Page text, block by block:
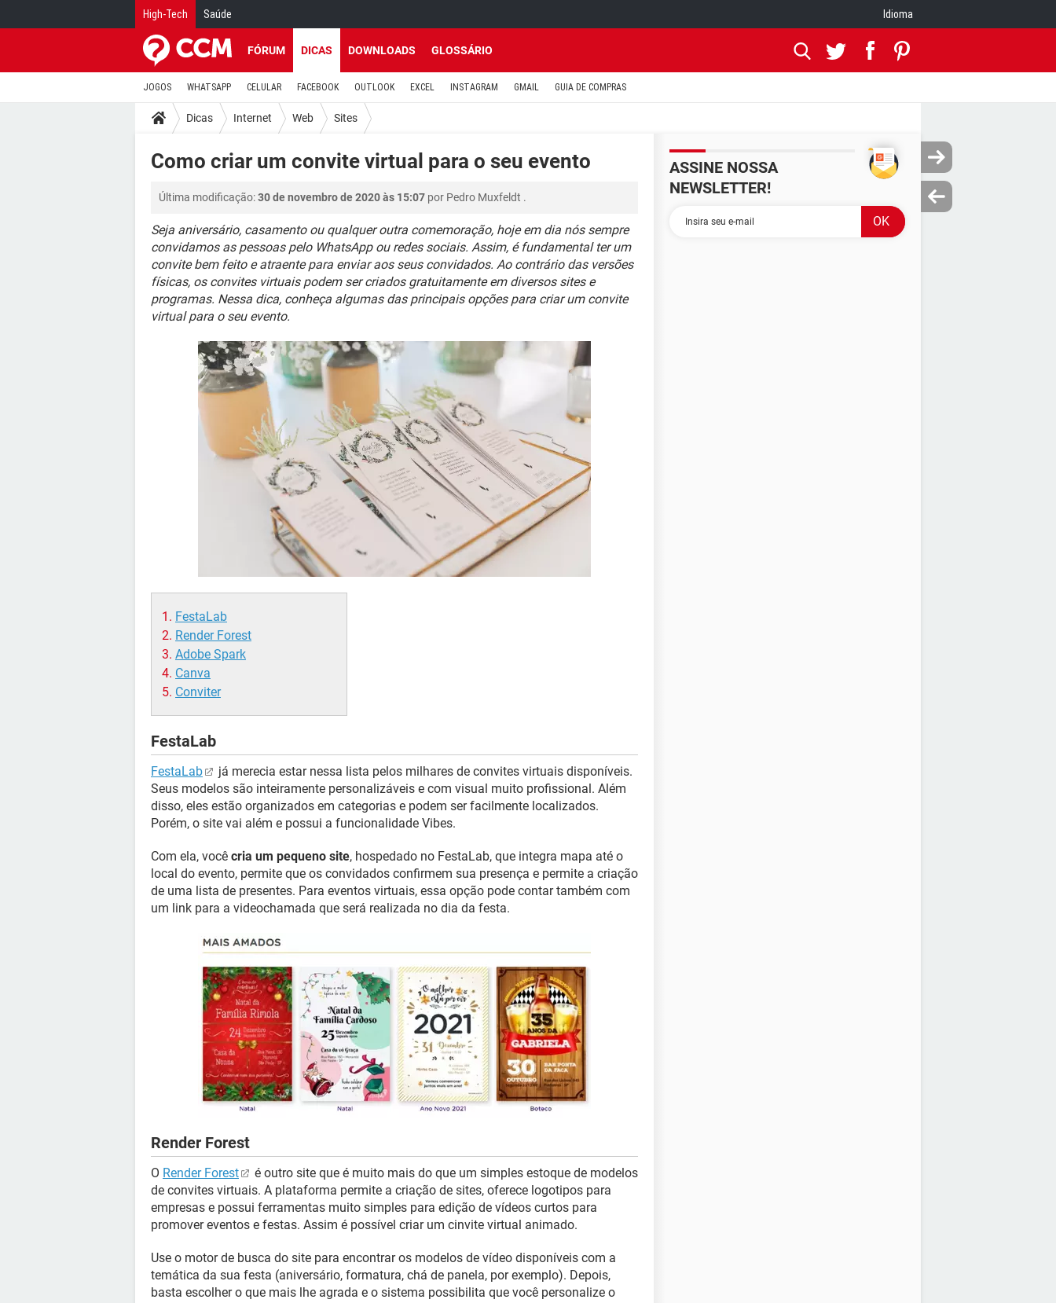
High-Tech Saúde Idioma
FÓRUM DICAS DOWNLOADS GLOSSÁRIO
JOGOS WHATSAPP CELULAR FACEBOOK OUTLOOK EXCEL INSTAGRAM GMAIL GUIA DE COMPRAS
Dicas Internet Web Sites
Como criar um convite virtual para o seu evento
Última modificação:30 de novembro de 2020 às 15:07 por Pedro Muxfeldt .
Seja aniversário, casamento ou qualquer outra comemoração, hoje em dia nós sempre
convidamos as pessoas pelo WhatsApp ou redes sociais. Assim, é fundamental ter um
convite bem feito e atraente para enviar aos seus convidados. Ao contrário das versões
físicas, os convites virtuais podem ser criados gratuitamente em diversos sites e
programas. Nessa dica, conheça algumas das principais opções para criar um convite
virtual para o seu evento.
FestaLab
Render Forest
Adobe Spark
Canva
Conviter
FestaLab
FestaLab
já merecia estar nessa lista pelos milhares de convites virtuais disponíveis.
Seus modelos são inteiramente personalizáveis e com visual muito profissional. Além
disso, eles estão organizados em categorias e podem ser facilmente localizados.
Porém, o site vai além e possui a funcionalidade Vibes.
Com ela, você cria um pequeno site, hospedado no FestaLab, que integra mapa até o
local do evento, permite que os convidados confirmem sua presença e permite a criação
de uma lista de presentes. Para eventos virtuais, essa opção pode contar também com
um link para a videochamada que será realizada no dia da festa.
Render Forest
O Render Forest
é outro site que é muito mais do que um simples estoque de modelos
de convites virtuais. A plataforma permite a criação de sites, oferece logotipos para
empresas e possui ferramentas muito simples para edição de vídeos curtos para
promover eventos e festas. Assim é possível criar um cinvite virtual animado.
Use o motor de busca do site para encontrar os modelos de vídeo disponíveis com a
temática da sua festa (aniversário, formatura, chá de panela, por exemplo). Depois,
basta escolher o que mais lhe agrada e o sistema possibilita que você personalize o
ASSINE NOSSA
NEWSLETTER!